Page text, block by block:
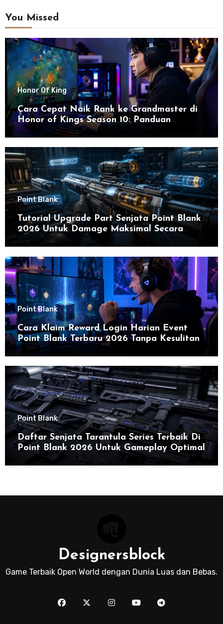
You Missed
Honor Of King
Cara Cepat Naik Rank ke Grandmaster di
Honor of Kings Season 10: Panduan
Lengkap dan Strategi Terbaru untuk Sukses
di 2026
Point Blank
Tutorial Upgrade Part Senjata Point Blank
2026 Untuk Damage Maksimal Secara
Efektif
Point Blank
Cara Klaim Reward Login Harian Event
Point Blank Terbaru 2026 Tanpa Kesulitan
Point Blank
Daftar Senjata Tarantula Series Terbaik Di
Point Blank 2026 Untuk Gameplay Optimal
Designersblock
Game Terbaik Open World dengan Dunia Luas dan Bebas.